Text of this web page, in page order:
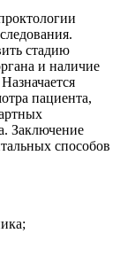
стадию
и наличие
пациента,
Заключение
способов